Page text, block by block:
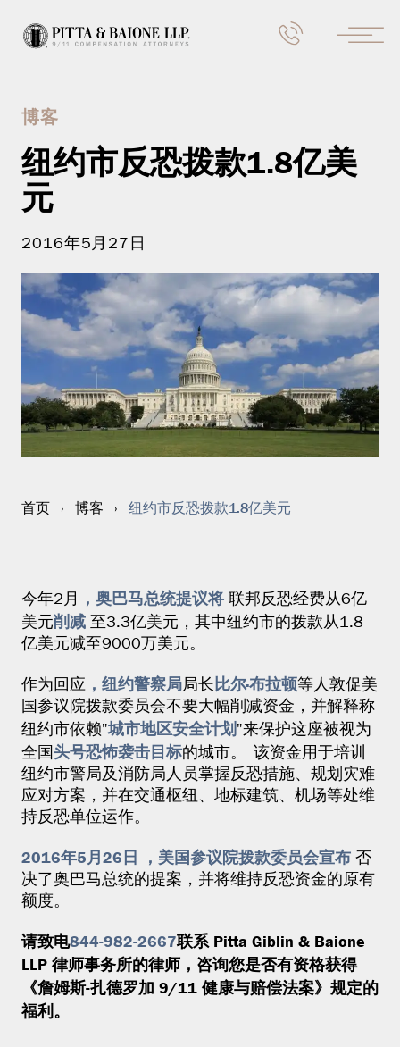
博客
纽约市反恐拨款1.8亿美
元
2016年5月27日
首页 › 博客 › 纽约市反恐拨款1.8亿美元
今年2月 ，奥巴马总统提议将 联邦反恐经费从6亿
美元削减 至3.3亿美元，其中纽约市的拨款从1.8
亿美元减至9000万美元。
作为回应 ，纽约警察局局长 比尔·布拉顿等人敦促美
国参议院拨款委员会不要大幅削减资金，并解释称
纽约市依赖"城市地区安全计划 "来保护这座被视为
全国 头号恐怖袭击目标的城市。 该资金用于培训
纽约市警局及消防局人员掌握反恐措施、规划灾难
应对方案，并在交通枢纽、地标建筑、机场等处维
持反恐单位运作。
2016年5月26日 ，美国参议院拨款委员会宣布 否
决了奥巴马总统的提案，并将维持反恐资金的原有
额度。
请致电844-982-2667联系 Pitta Giblin & Baione
LLP 律师事务所的律师，咨询您是否有资格获得
《詹姆斯-扎德罗加 9/11 健康与赔偿法案》规定的
福利。